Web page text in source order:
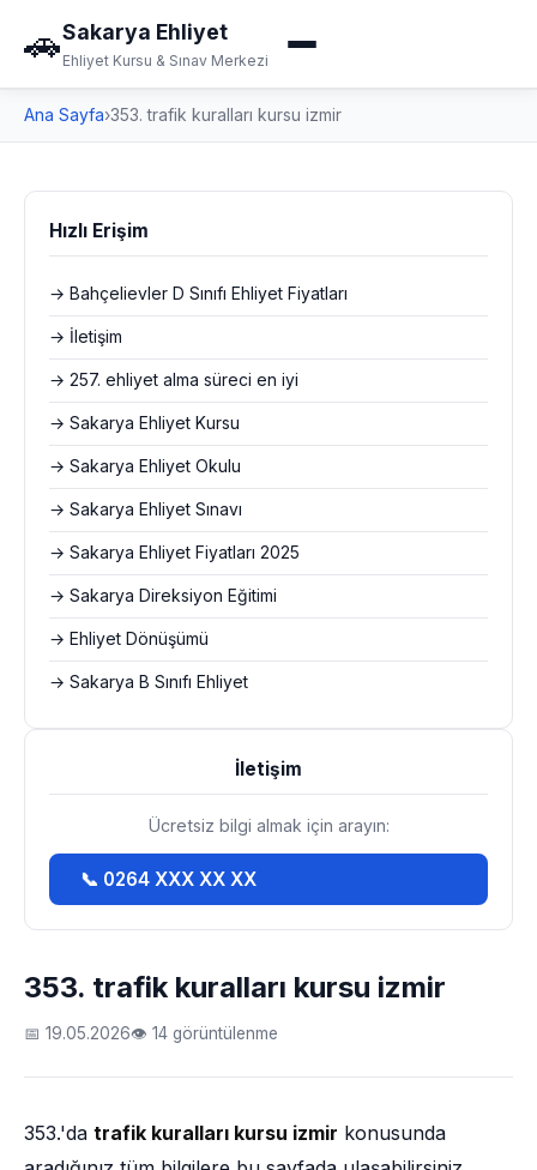
🚗Sakarya Ehliyet
Ehliyet Kursu & Sınav Merkezi
Ana Sayfa›353. trafik kuralları kursu izmir
353. trafik kuralları kursu izmir
📅 19.05.2026👁 14 görüntülenme
353.'da trafik kuralları kursu izmir konusunda
Hızlı Erişim
→ Bahçelievler D Sınıfı Ehliyet Fiyatları
→ İletişim
→ 257. ehliyet alma süreci en iyi
→ Sakarya Ehliyet Kursu
→ Sakarya Ehliyet Okulu
→ Sakarya Ehliyet Sınavı
→ Sakarya Ehliyet Fiyatları 2025
→ Sakarya Direksiyon Eğitimi
→ Ehliyet Dönüşümü
→ Sakarya B Sınıfı Ehliyet
İletişim
Ücretsiz bilgi almak için arayın:
📞 0264 XXX XX XX